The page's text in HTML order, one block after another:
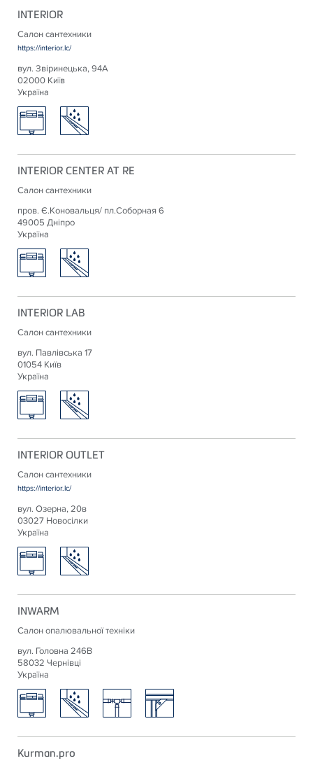
INTERIOR
Салон сантехники
https://interior.lc/
вул. Звіринецька, 94А
02000 Київ
Україна
INTERIOR CENTER AT RE
Салон сантехники
пров. Є.Коновальця/ пл.Соборная 6
49005 Дніпро
Україна
INTERIOR LAB
Салон сантехники
вул. Павлівська 17
01054 Київ
Україна
INTERIOR OUTLET
Салон сантехники
https://interior.lc/
вул. Озерна, 20в
03027 Новосілки
Україна
INWARM
Салон опалювальної техніки
вул. Головна 246В
58032 Чернівці
Україна
Kurman.pro